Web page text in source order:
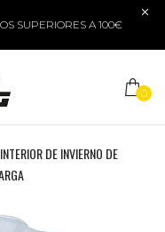
SUPERIORES A 100€
0
DE INVIERNO DE